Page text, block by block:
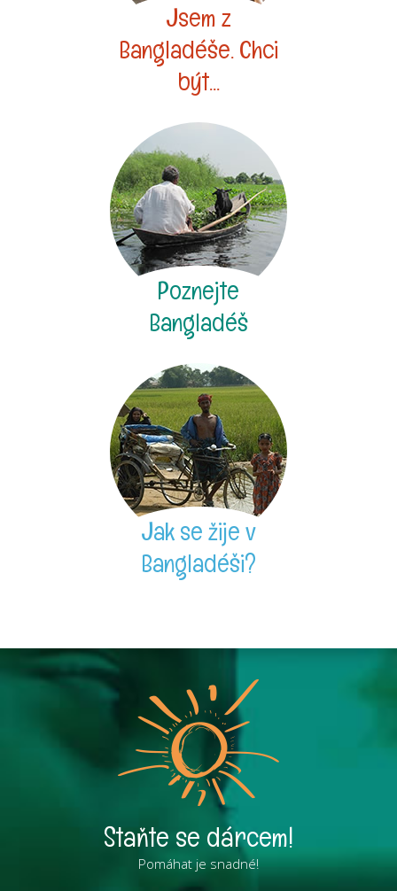
Jsem z
Bangladéše. Chci
být...
Poznejte
Bangladéš
Jak se žije v
Bangladéši?
Staňte se dárcem!
Pomáhat je snadné!